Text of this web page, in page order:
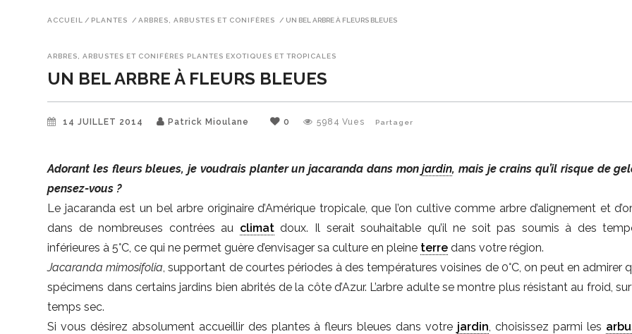
ACCUEIL / PLANTES / ARBRES, ARBUSTES ET CONIFÈRES / UN BEL ARBRE À FLEURS BLEUES
ARBRES, ARBUSTES ET CONIFÈRES PLANTES EXOTIQUES ET TROPICALES
UN BEL ARBRE À FLEURS BLEUES
14 JUILLET 2014 Patrick Mioulane 0 5984 Vues Partager
Adorant les fleurs bleues, je voudrais planter un jacaranda dans monjardin, mais je crains qu’il risque de
pensez-vous ?
Le jacaranda est un bel arbre originaire d’Amérique tropicale, que l’on cultive comme arbre d’alignement et
dans de nombreuses contrées au climatdoux. Il serait souhaitable qu’il ne soit pas soumis à des
inférieures à 5°C, ce qui ne permet guère d’envisager sa culture en pleine terre dans votre région.
Jacaranda mimosifolia, supportant de courtes périodes à des températures voisines de 0°C, on peut en admirer
spécimens dans certains jardins bien abrités de la côte d’Azur. L’arbre adulte se montre plus résistant au froid,
temps sec.
Si vous désirez absolument accueillir des plantes à fleurs bleues dans votre jardin, choisissez parmi les